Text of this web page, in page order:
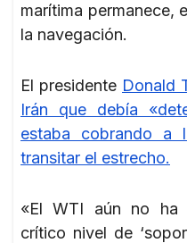
marítima permanece,
la navegación.
El presidente Donald
Irán que debía
estaba cobrando a
transitar el estrecho.
«El WTI aún no ha
crítico nivel de